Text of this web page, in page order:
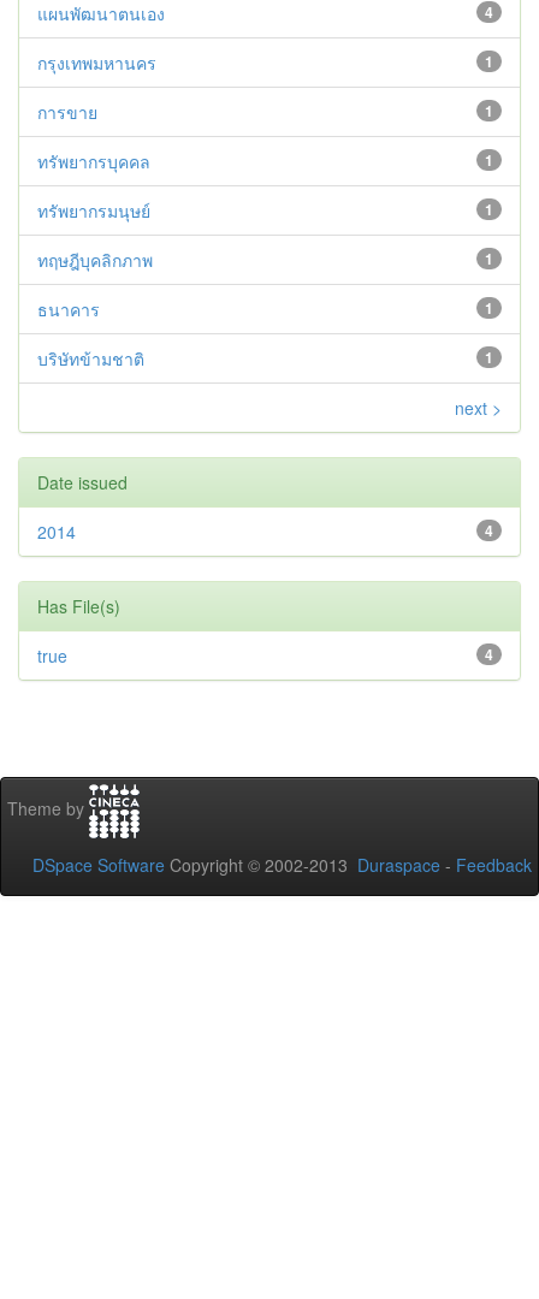
4
แผนพัฒนาตนเอง
1
กรุงเทพมหานคร
1
การขาย
1
ทรัพยากรบุคคล
1
ทรัพยากรมนุษย์
1
ทฤษฎีบุคลิกภาพ
1
ธนาคาร
1
บริษัทข้ามชาติ
next >
Date issued
4
2014
Has File(s)
4
true
Theme by
DSpace Software Copyright © 2002-2013 Duraspace - Feedback